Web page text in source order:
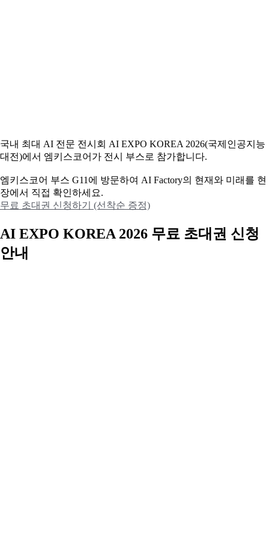
국내 최대 AI 전문 전시회 AI EXPO KOREA 2026(국제인공지능
대전)에서 엠키스코어가 전시 부스로 참가합니다.
엠키스코어 부스 G11에 방문하여 AI Factory의 현재와 미래를 현
장에서 직접 확인하세요.
무료 초대권 신청하기 (선착순 증정)
AI EXPO KOREA 2026 무료 초대권 신청
안내